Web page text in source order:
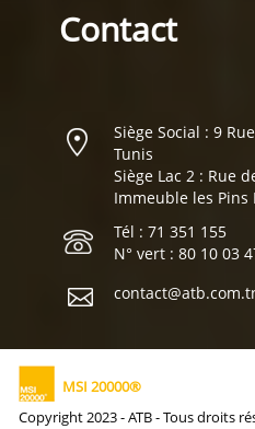
Contact
Siège Social : 9
Tunis
Siège Lac 2 : Rue
Immeuble les Pins
Tél : 71 351 155
N° vert : 80 10 03
MSI 20000®
Copyright 2023 - ATB - Tous droits